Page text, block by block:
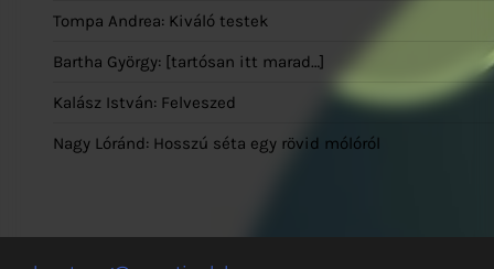
Tompa Andrea: Kiváló testek
Bartha György: [tartósan itt marad…]
Kalász István: Felveszed
Nagy Lóránd: Hosszú séta egy rövid mólóról